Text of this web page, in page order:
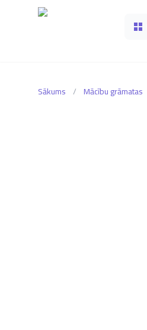
Sākums / Mācību grāmatas